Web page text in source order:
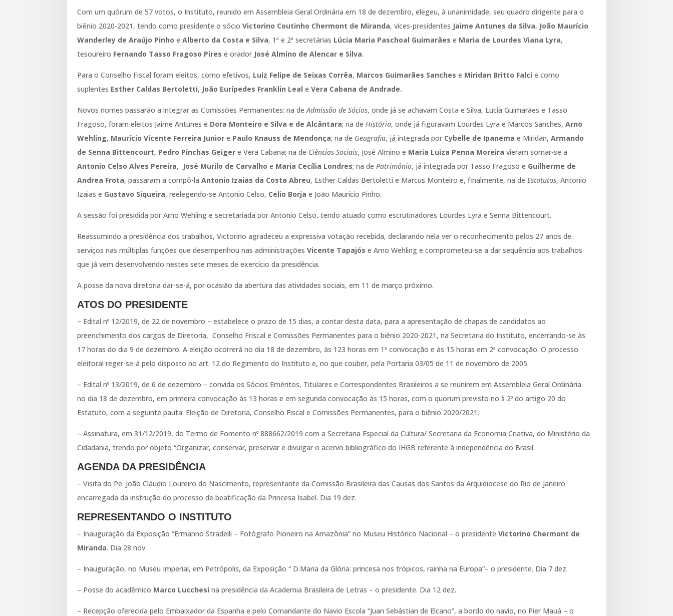
Com um quórum de 57 votos, o Instituto, reunido em Assembleia Geral Ordinária em 18 de dezembro, elegeu, à unanimidade, seu quadro dirigente para o
biênio 2020-2021, tendo como presidente o sócioVictorino Coutinho Chermont de Miranda, vices-presidentes Jaime Antunes da Silva, João Maurício
Wanderley de Araújo Pinho eAlberto da Costa e Silva, 1ª e 2ª secretárias Lúcia Maria Paschoal Guimarães e Maria de Lourdes Viana Lyra,
tesoureiro Fernando Tasso Fragoso Pires e orador José Almino de Alencar e Silva.
Para o Conselho Fiscal foram eleitos, como efetivos, Luiz Felipe de Seixas Corrêa, Marcos Guimarães Sanches e Miridan Britto Falci e como
suplentes Esther Caldas Bertoletti, João Eurípedes Franklin Leal eVera Cabana de Andrade.
Novos nomes passarão a integrar as Comissões Permanentes: na deAdmissão de Sócios, onde já se achavam Costa e Silva, Lucia Guimarães e Tasso
Fragoso, foram eleitos Jaime Antunes e Dora Monteiro e Silva e de Alcântara; na de História, onde já figuravam Lourdes Lyra e Marcos Sanches,Arno
Wehling, Maurício Vicente Ferreira Junior e Paulo Knauss de Mendonça; na de Geografia, já integrada por Cybelle de Ipanema e Miridan,Armando
de Senna Bittencourt, Pedro Pinchas Geiger e Vera Cabana; na de Ciências Sociais, José Almino e Maria Luiza Penna Moreira vieram somar-se a
Antonio Celso Alves Pereira, José Murilo de Carvalho e Maria Cecília Londres; na dePatrimônio, já integrada por Tasso Fragoso e Guilherme de
Andrea Frota, passaram a compô-laAntonio Izaias da Costa Abreu, Esther Caldas Bertoletti e Marcus Monteiro e, finalmente, na deEstatutos, Antonio
Izaias e Gustavo Siqueira, reelegendo-se Antonio Celso, Celio Borja e João Maurício Pinho.
A sessão foi presidida por Arno Wehling e secretariada por Antonio Celso, tendo atuado como escrutinadores Lourdes Lyra e Senna Bittencourt.
Reassumindo a presidência dos trabalhos, Victorino agradeceu a expressiva votação recebida, declarando nela ver o reconhecimento pelos 27 anos de
serviços nas múltiplas funções que desempenhou nas administraçõesVicente Tapajós e Arno Wehling e comprometeu-se a dar sequência aos trabalhos
que já vem desenvolvendo nestes sete meses de exercício da presidência.
A posse da nova diretoria dar-se-á, por ocasião da abertura das atividades sociais, em 11 de março próximo.
ATOS DO PRESIDENTE
– Edital nº 12/2019, de 22 de novembro – estabelece o prazo de 15 dias, a contar desta data, para a apresentação de chapas de candidatos ao
preenchimento dos cargos de Diretoria, Conselho Friscal e Comissões Permanentes para o biênio 2020-2021, na Secretaria do Instituto, encerrando-se às
17 horas do dia 9 de dezembro. A eleição ocorrerá no dia 18 de dezembro, às 123 horas em 1ª convocação e às 15 horas em 2ª convocação. O processo
eleitoral reger-se-á pelo disposto no art. 12 do Regimento do Instituto e, no que couber, pela Portaria 03/05 de 11 de novembro de 2005.
– Edital nº 13/2019, de 6 de dezembro – convida os Sócios Eméritos, Titulares e Correspondentes Brasileiros a se reunirem em Assembleia Geral Ordinária
no dia 18 de dezembro, em primeira convocação às 13 horas e em segunda convocação às 15 horas, com o quorum previsto no § 2º do artigo 20 do
Estatuto, com a seguinte pauta: Eleição de Diretoria, Conselho Fiscal e Comissões Permanentes, para o biênio 2020/2021.
– Assinatura, em 31/12/2019, do Termo de Fomento nº 888662/2019 com a Secretaria Especial da Cultura/ Secretaria da Economia Criativa, do Ministério da
Cidadania, trendo por objeto “Organizar, conservar, preservar e divulgar o acervo bibliográfico do IHGB referente à independência do Brasil.
AGENDA DA PRESIDÊNCIA
– Visita do Pe. João Cláudio Loureiro do Nascimento, representante da Comissão Brasileira das Causas dos Santos da Arquidiocese do Rio de Janeiro
encarregada da instrução do processo de beatificação da Princesa Isabel. Dia 19 dez.
REPRESENTANDO O INSTITUTO
– Inauguração da Exposição “Ermanno Stradelli – Fotógrafo Pioneiro na Amazônia” no Museu Histórico Nacional – o presidenteVictorino Chermont de
Miranda. Dia 28 nov.
– Inauguração, no Museu Imperial, em Petrópolis, da Exposição “ D.Maria da Glória: princesa nos trópicos, rainha na Europa”– o presidente. Dia 7 dez.
– Posse do acadêmico Marco Lucchesi na presidência da Academia Brasileira de Letras – o presidente. Dia 12 dez.
– Recepção oferecida pelo Embaixador da Espanha e pelo Comandante do Navio Escola “Juan Sebástian de Elcano”, a bordo do navio, no Pier Mauá – o